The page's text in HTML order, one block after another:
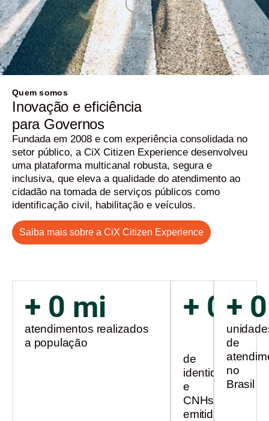
Quem somos
Inovação e eficiência
para Governos
Fundada em 2008 e com experiência consolidada no
setor público, a CiX Citizen Experience desenvolveu
uma plataforma multicanal robusta, segura e
inclusiva, que eleva a qualidade do atendimento ao
cidadão na tomada de serviços públicos como
identificação civil, habilitação e veículos.
Saiba mais sobre a CiX Citizen Experience
+ 0 mi
atendimentos realizados
a população
+ 0
mi
de
identidades
e
CNHs
emitidas
+ 0
de
no
Brasil